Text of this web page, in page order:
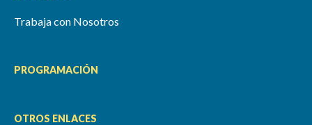
Trabaja con Nosotros
PROGRAMACIÓN
OTROS ENLACES